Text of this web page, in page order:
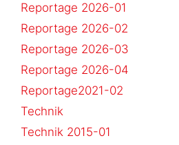
Reportage 2026-01
Reportage 2026-02
Reportage 2026-03
Reportage 2026-04
Reportage2021-02
Technik
Technik 2015-01